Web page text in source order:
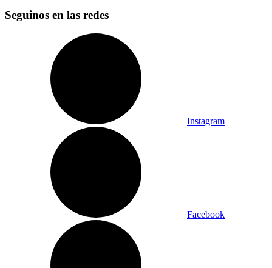
Seguinos en las redes
Instagram
Facebook